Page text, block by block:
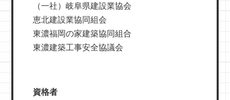
（一社）岐阜県建設業協会
恵北建設業協同組会
東濃福岡の家建築協同組合
東濃建築工事安全協議会
資格者